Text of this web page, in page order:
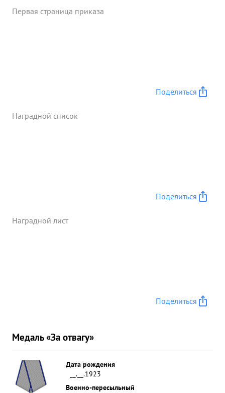
Первая страница приказа
Поделиться
Наградной список
Поделиться
Наградной лист
Поделиться
Медаль «За отвагу»
Дата рождения
__.__.1923
Военно-пересыльный